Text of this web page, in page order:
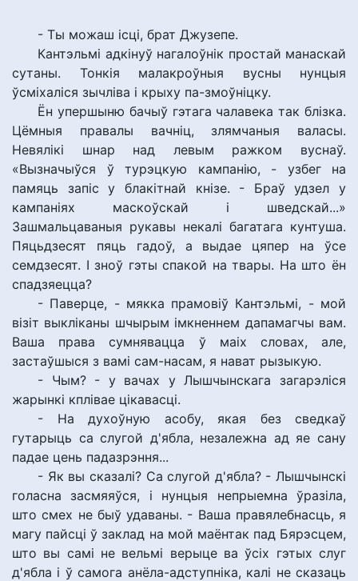
- Ты можаш ісці, брат Джузепе.
Кантэльмі адкінуў нагалоўнік простай манаскай
сутаны. Тонкія малакроўныя вусны нунцыя
ўсміхаліся зычліва і крыху па-змоўніцку.
Ён упершыню бачыў гэтага чалавека так блізка.
Цёмныя правалы вачніц, злямчаныя валасы.
Невялікі шнар над левым ражком вуснаў.
«Вызначыўся ў турэцкую кампанію, - узбег на
памяць запіс у блакітнай кнізе. - Браў удзел у
кампаніях маскоўскай і шведскай...»
Зашмальцаваныя рукавы некалі багатага кунтуша.
Пяцьдзесят пяць гадоў, а выдае цяпер на ўсе
семдзесят. І зноў гэты спакой на твары. На што ён
спадзяецца?
- Паверце, - мякка прамовіў Кантэльмі, - мой
візіт выкліканы шчырым імкненнем дапамагчы вам.
Ваша права сумнявацца ў маіх словах, але,
застаўшыся з вамі сам-насам, я нават рызыкую.
- Чым? - у вачах у Лышчынскага загарэліся
жарынкі кплівае цікавасці.
- На духоўную асобу, якая без сведкаў
гутарыць са слугой д'ябла, незалежна ад яе сану
падае цень падазрэння...
- Як вы сказалі? Са слугой д'ябла? - Лышчынскі
голасна засмяяўся, і нунцыя непрыемна ўразіла,
што смех не быў удаваны. - Ваша правялебнасць, я
магу пайсці ў заклад на мой маёнтак пад Бярэсцем,
што вы самі не вельмі верыце ва ўсіх гэтых слуг
д'ябла і ў самога анёла-адступніка, калі не сказаць